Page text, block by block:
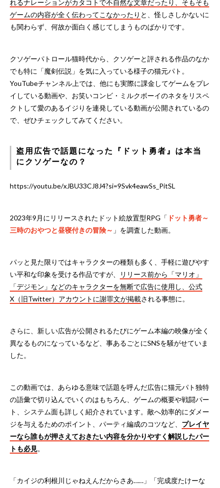
れるナレーションがカタコトで不自然な文章だったり、そもそも
ゲームの内容が全く伝わってこなかったり と、怪しさしかないに
も関わらず、何故か面白く感じてしまうものばかりです。
クソゲーパトロール猫時代から、クソゲーと評される作品のなか
でも特に「魔剣伝説」を気に入っている様子の猫元パト。
YouTubeチャンネル上では、他にも実際に課金してゲームをプレ
イしている動画や、お笑いコンビ・ミルクボーイのネタをリスペ
クトして愛のあるイジりを連発している動画が公開されているの
で、ぜひチェックしてみてください。
盗用広告で話題になった『ドット勇者』は本当
にクソゲーなの？
https://youtu.be/xJBU33CJ8J4?si=9Svk4eawSs_PitSL
2023年9月にリリースされたドット絵放置型RPG「 ドット勇者～
三時のおやつと昼寝付きの冒険～ 」を調査した動画。
パッと見た限りではキャラクターの種類も多く、手軽に遊びやす
い平和な印象を受ける作品ですが、
リリース前から「マリオ」
「デジモン」などのキャラクターを無断で広告に使用し、公式
X（旧Twitter）アカウントに謝罪文が掲載される事態に。
さらに、新しい広告が公開されるたびにゲーム本編の映像が全く
異なるものになっているなど、事あるごとにSNSを騒がせていま
した。
この動画では、あらゆる意味で話題を呼んだ広告に猫元パト独特
の語彙で切り込んでいくのはもちろん、ゲームの概要や戦闘パー
ト、システム面も詳しく紹介されています。敵へ効率的にダメー
ジを与えるためのポイント、パーティ編成のコツなど、 プレイヤ
ーなら誰もが押さえておきたい内容を分かりやすく解説したパー
トも必見。
「カイジの利根川じゃねえんだからさあ……」「完成度たけーな